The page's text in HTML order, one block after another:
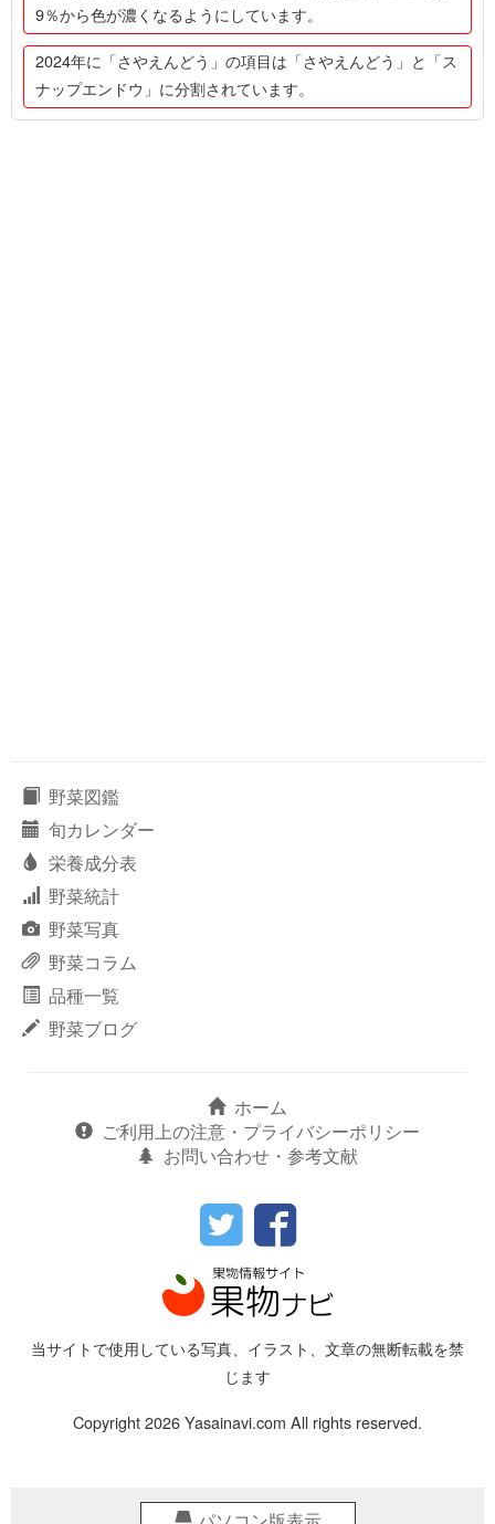
9％から色が濃くなるようにしています。
2024年に「さやえんどう」の項目は「さやえんどう」と「ス
ナップエンドウ」に分割されています。
野菜図鑑
旬カレンダー
栄養成分表
野菜統計
野菜写真
野菜コラム
品種一覧
野菜ブログ
ホーム
ご利用上の注意・プライバシーポリシー
お問い合わせ・参考文献
当サイトで使用している写真、イラスト、文章の無断転載を禁
じます
Copyright 2026 Yasainavi.com All rights reserved.